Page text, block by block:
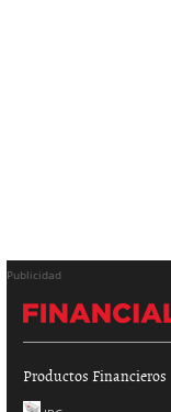
Publicidad
Productos Financieros